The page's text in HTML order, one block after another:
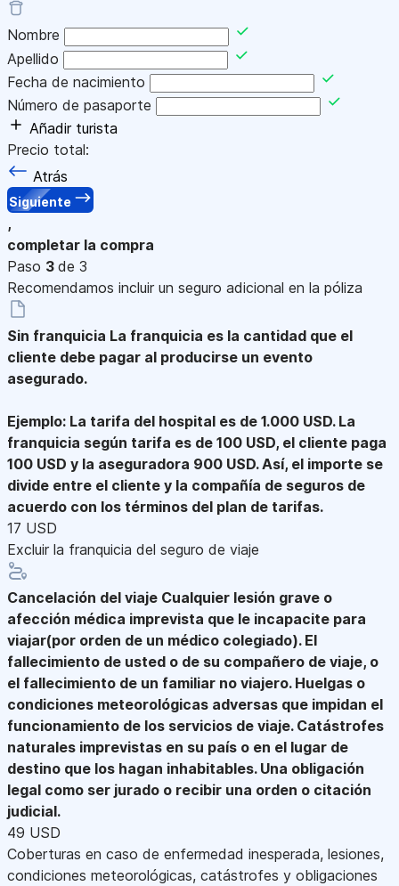
Nombre
Apellido
Fecha de nacimiento
Número de pasaporte
Añadir turista
Precio total:
Atrás
Siguiente
,
completar la compra
Paso 3 de 3
Recomendamos incluir un seguro adicional en la póliza
Sin franquicia La franquicia es la cantidad que el
cliente debe pagar al producirse un evento
asegurado.
Ejemplo: La tarifa del hospital es de 1.000 USD. La
franquicia según tarifa es de 100 USD, el cliente paga
100 USD y la aseguradora 900 USD. Así, el importe se
divide entre el cliente y la compañía de seguros de
acuerdo con los términos del plan de tarifas.
17 USD
Excluir la franquicia del seguro de viaje
Cancelación del viaje Cualquier lesión grave o
afección médica imprevista que le incapacite para
viajar(por orden de un médico colegiado). El
fallecimiento de usted o de su compañero de viaje, o
el fallecimiento de un familiar no viajero. Huelgas o
condiciones meteorológicas adversas que impidan el
funcionamiento de los servicios de viaje. Catástrofes
naturales imprevistas en su país o en el lugar de
destino que los hagan inhabitables. Una obligación
legal como ser jurado o recibir una orden o citación
judicial.
49 USD
Coberturas en caso de enfermedad inesperada, lesiones,
condiciones meteorológicas, catástrofes y obligaciones